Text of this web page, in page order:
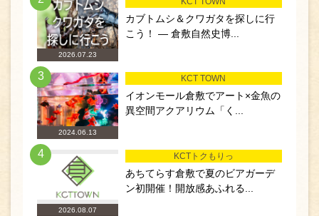
2026.07.23
カブトムシ＆クワガタを探しに行
こう！ ― 倉敷自然史博...
3
2024.06.13
KCT TOWN
イオンモール倉敷でアート×金魚の
異空間アクアリウム「く...
4
2026.08.07
KCTトクもりっ
あちてらす倉敷で夏のビアガーデ
ン初開催！開放感あふれる...